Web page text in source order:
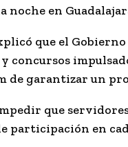
noche en
que el
concursos
de garantizar un
que
participación en